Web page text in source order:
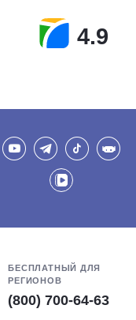
4.9
БЕСПЛАТНЫЙ ДЛЯ
РЕГИОНОВ
(800) 700-64-63